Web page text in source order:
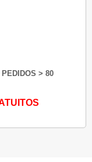
PEDIDOS > 80